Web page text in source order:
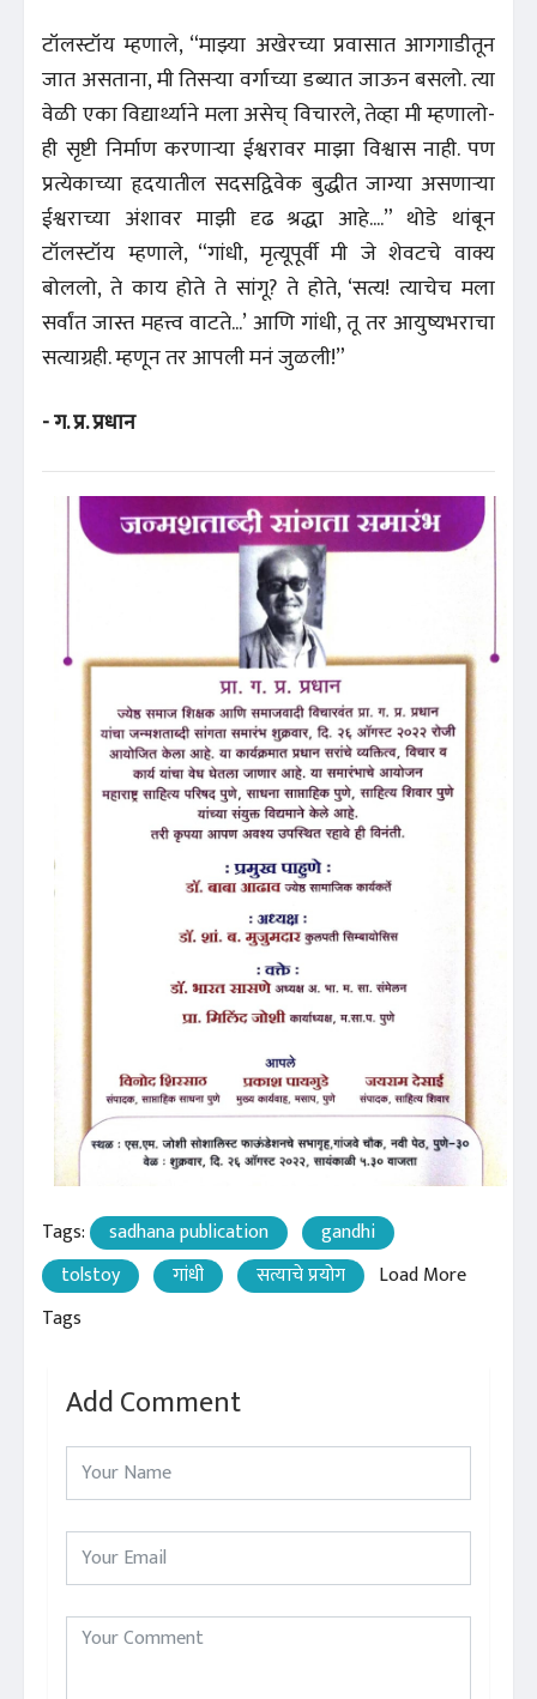
टॉलस्टॉय म्हणाले, “माझ्या अखेरच्या प्रवासात आगगाडीतून
जात असताना, मी तिसऱ्या वर्गाच्या डब्यात जाऊन बसलो. त्या
वेळी एका विद्यार्थ्याने मला असेच् विचारले, तेव्हा मी म्हणालो-
ही सृष्टी निर्माण करणाऱ्या ईश्वरावर माझा विश्वास नाही. पण
प्रत्येकाच्या हृदयातील सदसद्विवेक बुद्धीत जाग्या असणाऱ्या
ईश्वराच्या अंशावर माझी दृढ श्रद्धा आहे....” थोडे थांबून
टॉलस्टॉय म्हणाले, “गांधी, मृत्यूपूर्वी मी जे शेवटचे वाक्य
बोललो, ते काय होते ते सांगू? ते होते, ‘सत्य! त्याचेच मला
सर्वांत जास्त महत्त्व वाटते...’ आणि गांधी, तू तर आयुष्यभराचा
सत्याग्रही. म्हणून तर आपली मनं जुळली!”
- ग. प्र. प्रधान
Tags: sadhana publication
gandhi
tolstoy
गांधी सत्याचे प्रयोग
Load More
Tags
Add Comment